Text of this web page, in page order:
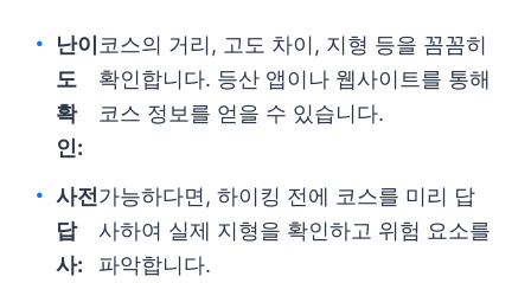
난이
도
확
인:
코스의 거리, 고도 차이, 지형 등을 꼼꼼히
확인합니다. 등산 앱이나 웹사이트를 통해
코스 정보를 얻을 수 있습니다.
사전
답
사:
가능하다면, 하이킹 전에 코스를 미리 답
사하여 실제 지형을 확인하고 위험 요소를
파악합니다.